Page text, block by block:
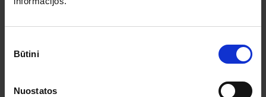
pasirinkimas
Būtini
Nuostatos
Dovanų kuponai
Kelionės sutartis
Pinigų grąžinimas